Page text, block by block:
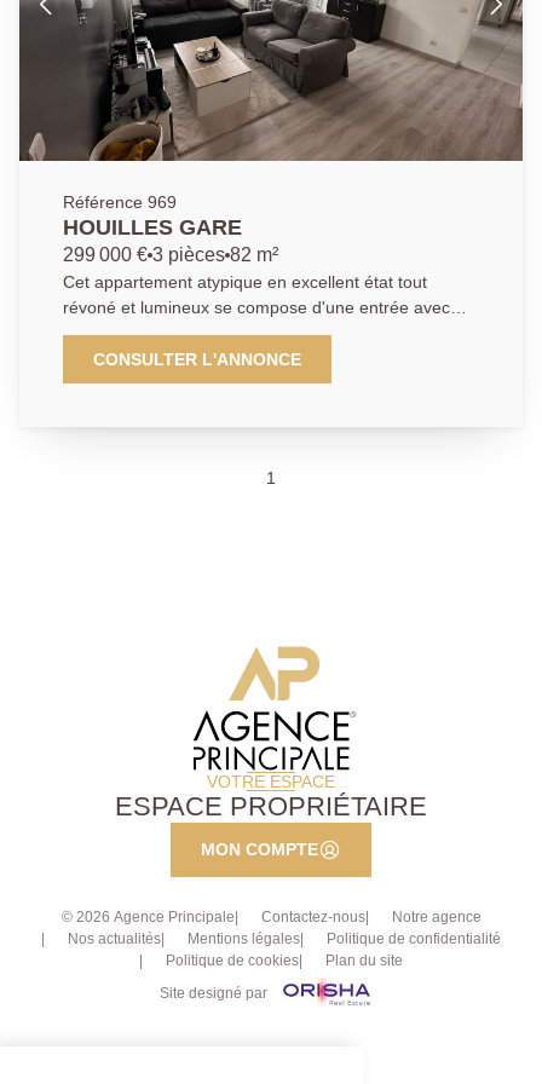
Référence 969
HOUILLES GARE
299 000 € 3 pièces 82 m²
Cet appartement atypique en excellent état tout
révoné et lumineux se compose d'une entrée avec
placard, d'une salle à manger avec cuisine américaine
équipée, d'un grand salon, d'une suite parentale avec
jacuzzi, (possibilité de faire 1/2 chambres) d'une salle
CONSULTER L'ANNONCE
1
VOTRE ESPACE
ESPACE PROPRIÉTAIRE
MON COMPTE
© 2026 Agence Principale Contactez-nous
Notre agence
Nos actualités
Mentions légales
Politique de confidentialité
Politique de cookies
Plan du site
Site designé par